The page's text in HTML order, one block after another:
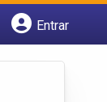
Entrar